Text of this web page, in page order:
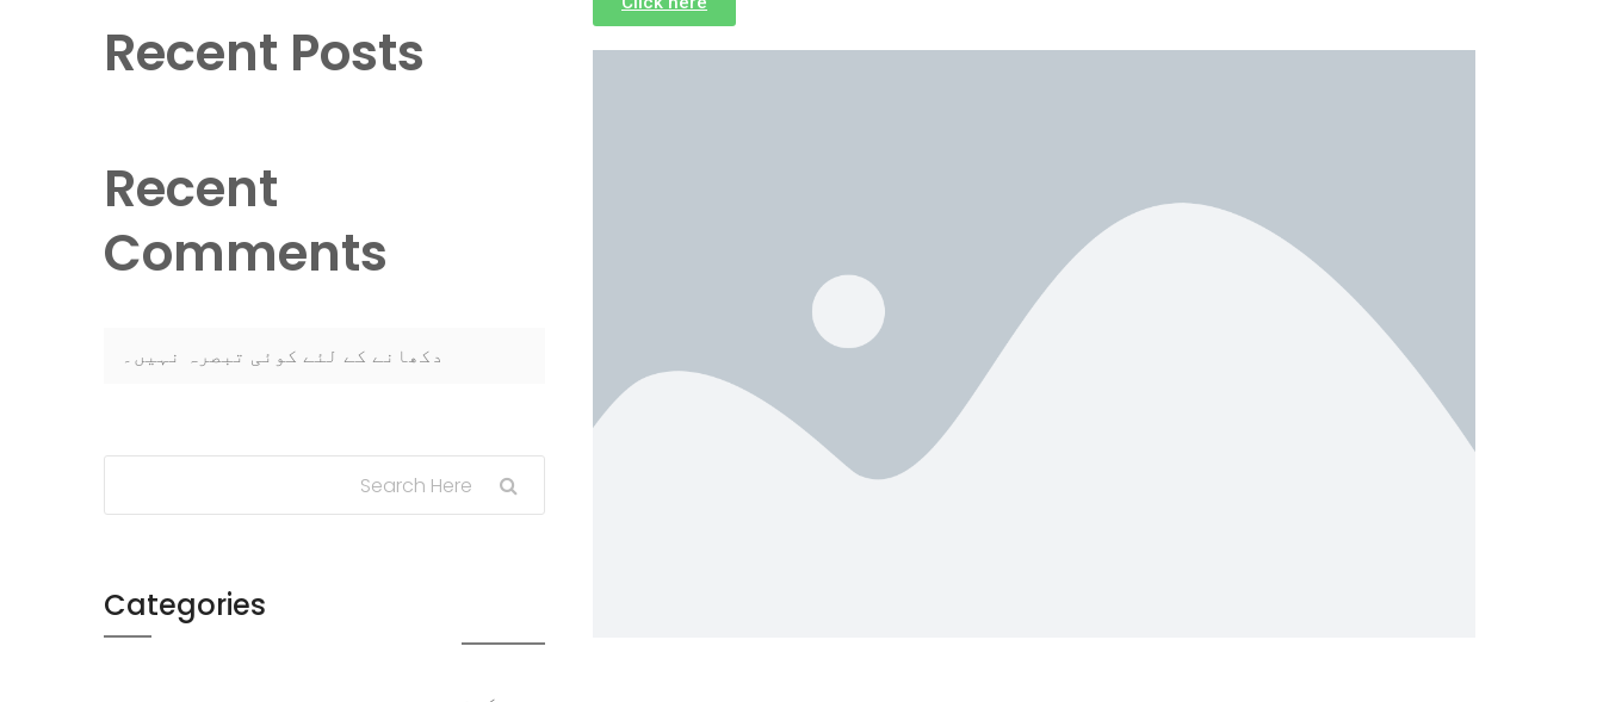
Recent Posts
Recent
Comments
دکھانے کے لئے کوئی تبصرہ نہیں۔
Categories